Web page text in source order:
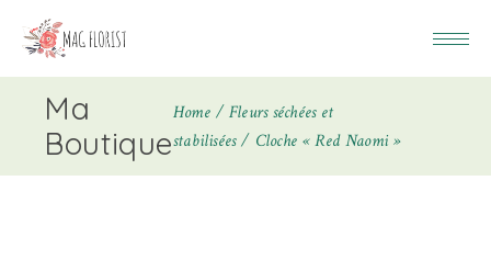
Ma
Boutique
Home
Fleurs séchées et
stabilisées
Cloche « Red Naomi »